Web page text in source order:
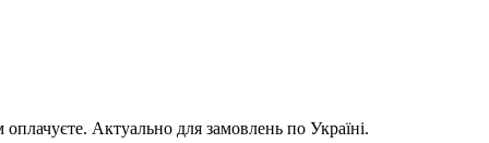
Актуально для замовлень по Україні.